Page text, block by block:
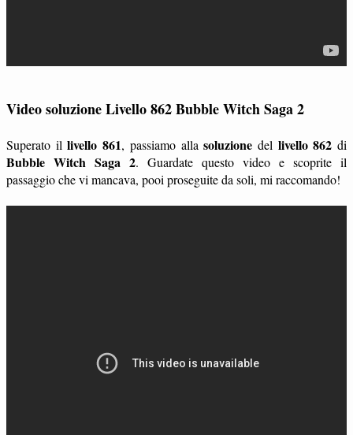
Video soluzione Livello 862 Bubble Witch Saga 2
Superato illivello 861, passiamo allasoluzione del livello 862 di
Bubble Witch Saga 2. Guardate questo video e scoprite il
passaggio che vi mancava, pooi proseguite da soli, mi raccomando!